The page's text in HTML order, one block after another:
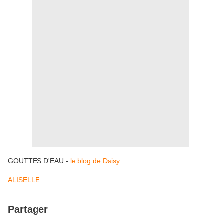
GOUTTES D'EAU - le blog de Daisy
ALISELLE
Partager